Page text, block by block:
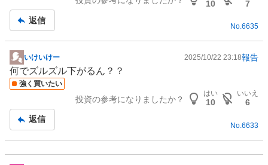
事
10
7
返信
No.6635
掲
示
板
いけいけー 2025/10/22 23:18報告
何でズルズル下がるん？？
強く買いたい
投資の参考になりましたか？
はい
10
いいえ
6
返信
No. 6633